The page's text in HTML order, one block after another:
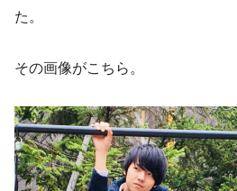
た。
その画像がこちら。